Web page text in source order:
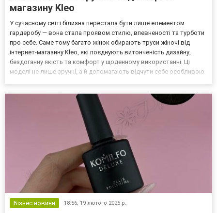
магазину Kleo
У сучасному світі білизна перестала бути лише елементом
гардеробу — вона стала проявом стилю, впевненості та турботи
про себе. Саме тому багато жінок обирають труси жіночі від
інтернет-магазину Kleo, які поєднують витонченість дизайну,
бездоганну якість та комфорт у щоденному використанні. Ці
моделі не лише зручні, а й допомагають відчути себе особливою
Бізнес новини 18:56, 19 лютого 2025 р.